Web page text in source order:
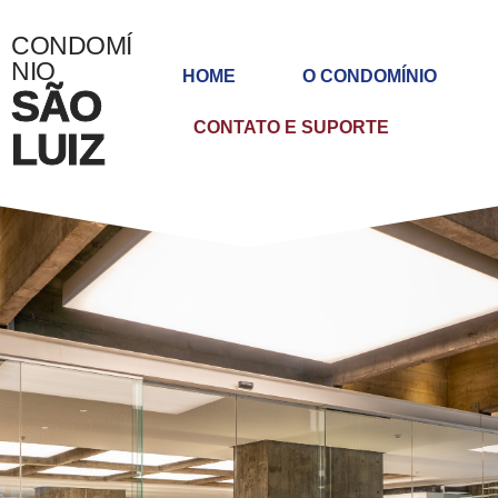
CONDOMÍ
NIO
SÃO
LUIZ
HOME O CONDOMÍNIO
CONTATO E SUPORTE